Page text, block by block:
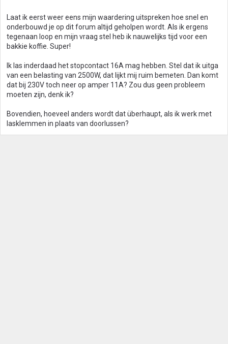
Laat ik eerst weer eens mijn waardering uitspreken hoe snel en
onderbouwd je op dit forum altijd geholpen wordt. Als ik ergens
tegenaan loop en mijn vraag stel heb ik nauwelijks tijd voor een
bakkie koffie. Super!
Ik las inderdaad het stopcontact 16A mag hebben. Stel dat ik uitga
van een belasting van 2500W, dat lijkt mij ruim bemeten. Dan komt
dat bij 230V toch neer op amper 11A? Zou dus geen probleem
moeten zijn, denk ik?
Bovendien, hoeveel anders wordt dat überhaupt, als ik werk met
lasklemmen in plaats van doorlussen?